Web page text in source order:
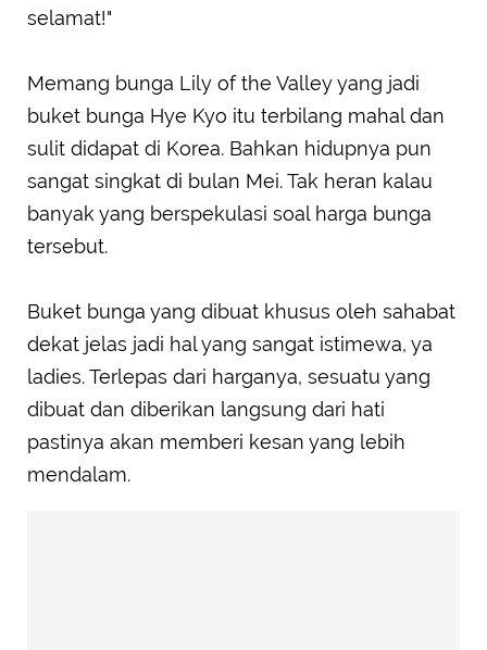
selamat!"
Memang bunga Lily of the Valley yang jadi
buket bunga Hye Kyo itu terbilang mahal dan
sulit didapat di Korea. Bahkan hidupnya pun
sangat singkat di bulan Mei. Tak heran kalau
banyak yang berspekulasi soal harga bunga
tersebut.
Buket bunga yang dibuat khusus oleh sahabat
dekat jelas jadi hal yang sangat istimewa, ya
ladies. Terlepas dari harganya, sesuatu yang
dibuat dan diberikan langsung dari hati
pastinya akan memberi kesan yang lebih
mendalam.